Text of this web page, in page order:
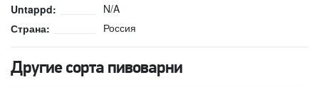
Untappd:
N/A
Страна:
Россия
Другие сорта пивоварни